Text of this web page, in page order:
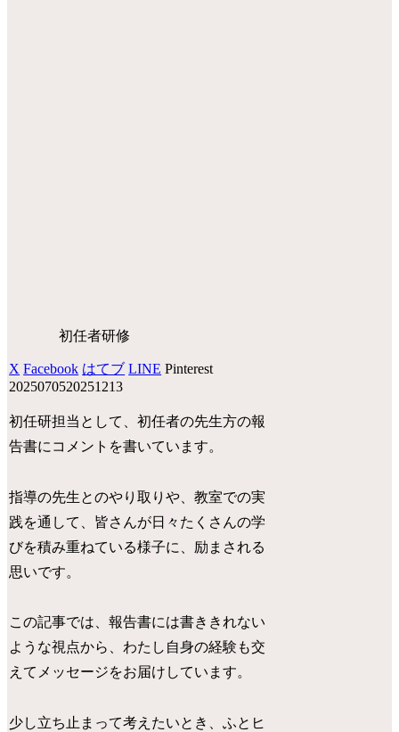
初任者研修
X Facebook はてブ LINE Pinterest
2025070520251213
初任研担当として、初任者の先生方の報
告書にコメントを書いています。
指導の先生とのやり取りや、教室での実
践を通して、皆さんが日々たくさんの学
びを積み重ねている様子に、励まされる
思いです。
この記事では、報告書には書ききれない
ような視点から、わたし自身の経験も交
えてメッセージをお届けしています。
少し立ち止まって考えたいとき、ふとヒ